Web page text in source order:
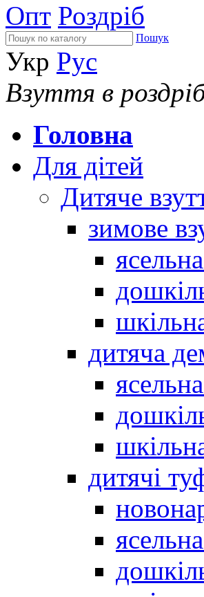
Опт Роздріб
Пошук
Укр Рус
Взуття в
Головна
Для дітей
Дитяче
зимове
дитяча
дитячі